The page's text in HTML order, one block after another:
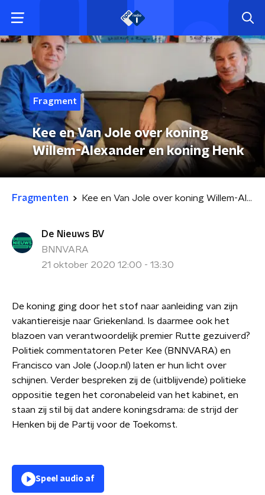
Fragment
Kee en Van Jole over koning
Willem-Alexander en koning Henk
Fragmenten Kee en Van Jole over koning Willem-Alexander en koning Henk
De Nieuws BV
BNNVARA
21 oktober 2020 12:00 - 13:30
De koning ging door het stof naar aanleiding van zijn
vakantiereisje naar Griekenland. Is daarmee ook het
blazoen van verantwoordelijk premier Rutte gezuiverd?
Politiek commentatoren Peter Kee (BNNVARA) en
Francisco van Jole (Joop.nl) laten er hun licht over
schijnen. Verder bespreken zij de (uitblijvende) politieke
oppositie tegen het coronabeleid van het kabinet, en
staan zij stil bij dat andere koningsdrama: de strijd der
Henken bij de Partij voor de Toekomst.
Speel audio af